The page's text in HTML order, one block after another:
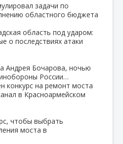
задачи по
областного бюджета
область под ударом:
о последствиях атаки
Андрея Бочарова, ночью
России…
конкурс на ремонт моста
в Красноармейском
чтобы выбрать
моста в